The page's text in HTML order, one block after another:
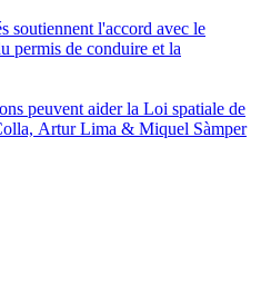
soutiennent l'accord avec le
permis de conduire et la
peuvent aider la Loi spatiale de
Artur Lima & Miquel Sàmper